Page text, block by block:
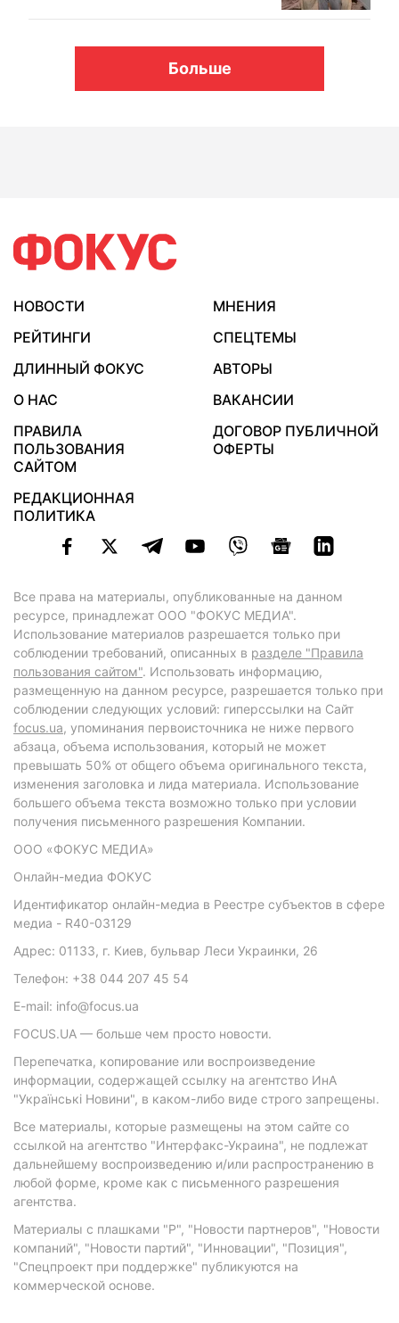
Больше
НОВОСТИ
МНЕНИЯ
РЕЙТИНГИ
СПЕЦТЕМЫ
ДЛИННЫЙ ФОКУС
АВТОРЫ
О НАС
ВАКАНСИИ
ПРАВИЛА
ПОЛЬЗОВАНИЯ
САЙТОМ
ДОГОВОР ПУБЛИЧНОЙ
ОФЕРТЫ
РЕДАКЦИОННАЯ
ПОЛИТИКА
Все права на материалы, опубликованные на данном
ресурсе, принадлежат ООО "ФОКУС МЕДИА".
Использование материалов разрешается только при
соблюдении требований, описанных в разделе "Правила
пользования сайтом". Использовать информацию,
размещенную на данном ресурсе, разрешается только при
соблюдении следующих условий: гиперссылки на Сайт
focus.ua, упоминания первоисточника не ниже первого
абзаца, объема использования, который не может
превышать 50% от общего объема оригинального текста,
изменения заголовка и лида материала. Использование
большего объема текста возможно только при условии
получения письменного разрешения Компании.
ООО «ФОКУС МЕДИА»
Онлайн-медиа ФОКУС
Идентификатор онлайн-медиа в Реестре субъектов в сфере
медиа - R40-03129
Адрес: 01133, г. Киев, бульвар Леси Украинки, 26
Телефон: +38 044 207 45 54
E-mail: info@focus.ua
FOCUS.UA — больше чем просто новости.
Перепечатка, копирование или воспроизведение
информации, содержащей ссылку на агентство ИнА
"Українські Новини", в каком-либо виде строго запрещены.
Все материалы, которые размещены на этом сайте со
ссылкой на агентство "Интерфакс-Украина", не подлежат
дальнейшему воспроизведению и/или распространению в
любой форме, кроме как с письменного разрешения
агентства.
Материалы с плашками "Р", "Новости партнеров", "Новости
компаний", "Новости партий", "Инновации", "Позиция",
"Спецпроект при поддержке" публикуются на
коммерческой основе.